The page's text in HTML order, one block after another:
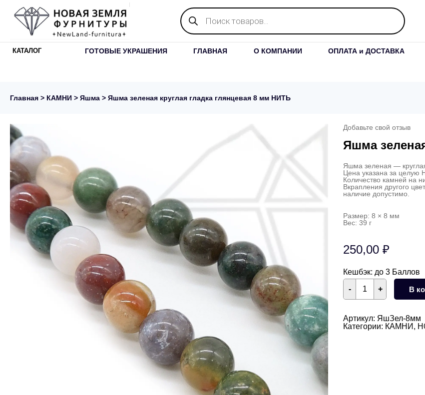
Поиск
товаров
КАТАЛОГ ГОТОВЫЕ УКРАШЕНИЯ ГЛАВНАЯ О КОМПАНИИ ОПЛАТА и ДОСТАВКА
Главная > КАМНИ > Яшма > Яшма зеленая круглая гладка глянцевая 8 мм НИТЬ
Добавьте свой отзыв
Яшма
Яшма зеленая —
Цена указана за
Количество камней на
Вкрапления другого
наличие допустимо.
Размер: 8 × 8 мм
Вес: 39 г
250,00 ₽
Кешбэк: до 3 Баллов
+
Количество
товара
Яшма
круглая
гладка
глянцевая
- В
Артикул: ЯшЗел-8мм
Категории: КАМНИ ,